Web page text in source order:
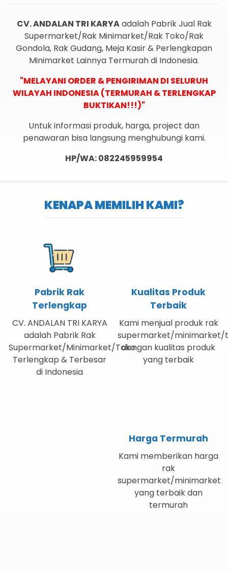
CV. ANDALAN TRI KARYAadalah Pabrik Jual Rak
Supermarket/Rak Minimarket/Rak Toko/Rak
Gondola, Rak Gudang, Meja Kasir & Perlengkapan
Minimarket Lainnya Termurah di Indonesia.
"MELAYANI ORDER & PENGIRIMAN DI SELURUH
WILAYAH INDONESIA (TERMURAH & TERLENGKAP
BUKTIKAN!!!)"
Untuk informasi produk, harga, project dan
penawaran bisa langsung menghubungi kami.
HP/WA: 082245959954
KENAPA MEMILIH KAMI?
Pabrik Rak
Terlengkap
CV. ANDALAN TRI KARYA
adalah Pabrik Rak
Supermarket/Minimarket/Toko
Terlengkap & Terbesar
di Indonesia
Kualitas Produk
Terbaik
Kami menjual produk rak
supermarket/minimarket/
dengan kualitas produk
yang terbaik
Harga Termurah
Kami memberikan harga
rak
supermarket/minimarket
yang terbaik dan
termurah